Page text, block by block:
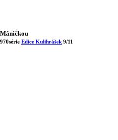
série Edice Kulihrášek 9/11